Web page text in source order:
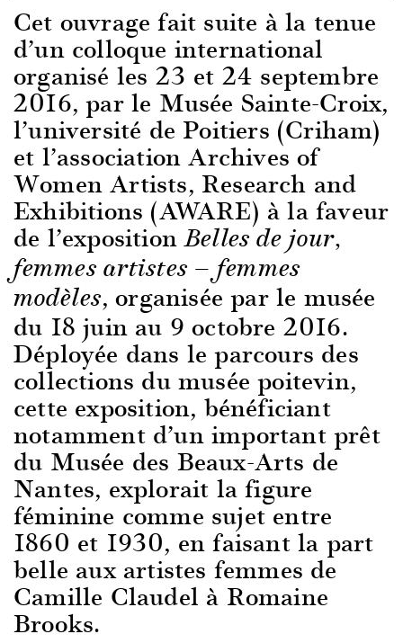
Cet ouvrage fait suite à la tenue
d’un colloque international
organisé les 23 et 24 septembre
2016, par le Musée Sainte-Croix,
l’université de Poitiers (Criham)
et l’association Archives of
Women Artists, Research and
Exhibitions (AWARE) à la faveur
de l’expositionBelles de jour,
femmes artistes — femmes
modèles, organisée par le musée
du 18 juin au 9 octobre 2016.
Déployée dans le parcours des
collections du musée poitevin,
cette exposition, bénéficiant
notamment d’un important prêt
du Musée des Beaux-Arts de
Nantes, explorait la figure
féminine comme sujet entre
1860 et 1930, en faisant la part
belle aux artistes femmes de
Camille Claudel à Romaine
Brooks.